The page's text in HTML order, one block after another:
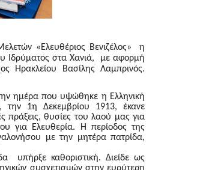
«Ελευθέριος Βενιζέλος» η
Ιδρύματος στα Χανιά, με αφορμή
Ηρακλείου Βασίλης Λαμπρινός.
ημέρα που υψώθηκε η Ελληνική
1η Δεκεμβρίου 1913, έκανε
πράξεις, θυσίες του λαού μας για
για Ελευθερία. Η περίοδος της
με την μητέρα πατρίδα,
υπήρξε καθοριστική. Διείδε ως